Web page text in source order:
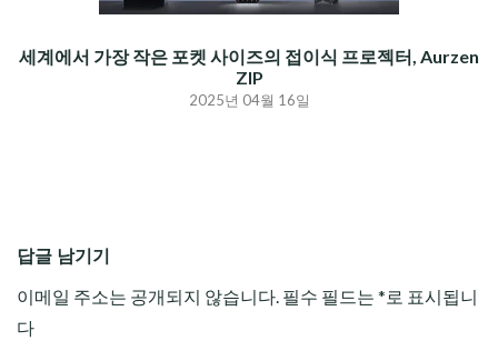
세계에서 가장 작은 포켓 사이즈의 접이식 프로젝터, Aurzen
ZIP
2025년 04월 16일
답글 남기기
이메일 주소는 공개되지 않습니다. 필수 필드는 * 로 표시됩니
다